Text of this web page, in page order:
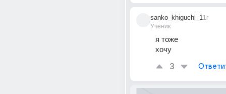
sanko_khiguchi_1
Ученик
1г
я тоже
хочу
3